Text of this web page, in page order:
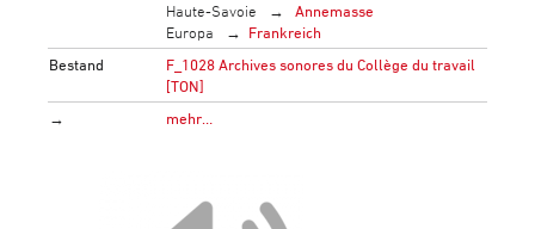
Haute-Savoie
Annemasse
Europa
Frankreich
Bestand
F_1028 Archives sonores du Collège du travail
[TON]
→
mehr…